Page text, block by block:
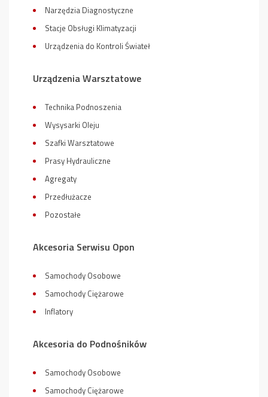
Narzędzia Diagnostyczne
Stacje Obsługi Klimatyzacji
Urządzenia do Kontroli Świateł
Urządzenia Warsztatowe
Technika Podnoszenia
Wysysarki Oleju
Szafki Warsztatowe
Prasy Hydrauliczne
Agregaty
Przedłużacze
Pozostałe
Akcesoria Serwisu Opon
Samochody Osobowe
Samochody Ciężarowe
Inflatory
Akcesoria do Podnośników
Samochody Osobowe
Samochody Ciężarowe